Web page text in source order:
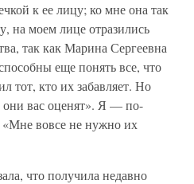
к ее лицу; ко мне она так
на моем лице отразились
так как Марина Сергеевна
еще понять все, что
тот, кто их забавляет. Но
они вас оценят». Я — по-
вовсе не нужно их
что получила недавно